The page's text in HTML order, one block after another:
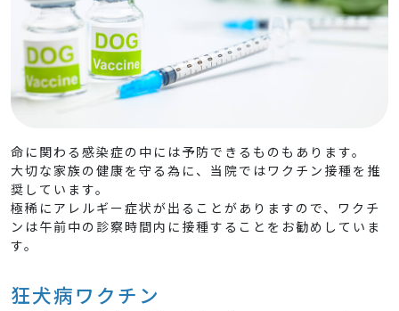
命 に関わる感染症の中には予防できるものもあります。
大切な家族の健康を守る為に、当院ではワクチン接種を推
奨しています。
極稀にアレルギー症状が出ることがありますので、ワクチ
ンは午前中の診察時間内に接種することをお勧めしていま
す。
狂犬病ワクチン